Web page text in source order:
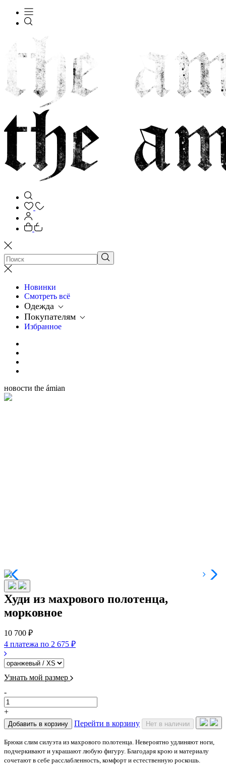
Новинки
Смотреть всё
Одежда
Покупателям
Избранное
новости the ámian
Худи из махрового полотенца,
морковное
10 700 ₽
4 платежа по 2 675 ₽
Узнать мой размер
-
+
Добавить в корзину Перейти в корзину Нет в наличии
Брюки слим силуэта из махрового полотенца. Невероятно удлиняют ноги,
подчеркивают и украшают любую фигуру. Благодаря крою и материалу
сочетают в себе расслабленность, комфорт и естественную роскошь.